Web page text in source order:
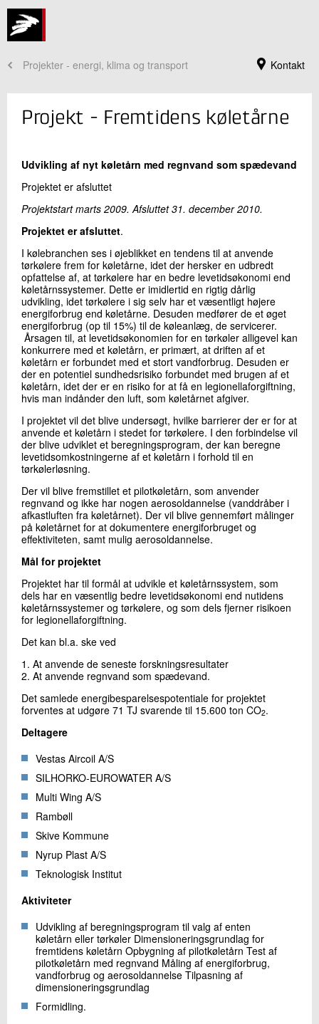
Kontakt
Projekter - energi, klima og transport
Jeg er din kontaktperson
Jannie Guldmann Würtz
Seniorkommunikationskonsulent
Køle- og Varmepumpeteknik
+45 72 20 11 82
Send e-mail
Skriv til mig
Send
Projekt - Fremtidens køletårne
Udvikling af nyt køletårn med regnvand som spædevand
Projektet er afsluttet
Projektstart marts 2009. Afsluttet 31. december 2010.
Projektet er afsluttet.
I kølebranchen ses i øjeblikket en tendens til at anvende
tørkølere frem for køletårne, idet der hersker en udbredt
opfattelse af, at tørkølere har en bedre levetidsøkonomi end
køletårnssystemer. Dette er imidlertid en rigtig dårlig
udvikling, idet tørkølere i sig selv har et væsentligt højere
energiforbrug end køletårne. Desuden medfører de et øget
energiforbrug (op til 15%) til de køleanlæg, de servicerer.
Årsagen til, at levetidsøkonomien for en tørkøler alligevel kan
konkurrere med et køletårn, er primært, at driften af et
køletårn er forbundet med et stort vandforbrug. Desuden er
der en potentiel sundhedsrisiko forbundet med brugen af et
køletårn, idet der er en risiko for at få en legionellaforgiftning,
hvis man indånder den luft, som køletårnet afgiver.
I projektet vil det blive undersøgt, hvilke barrierer der er for at
anvende et køletårn i stedet for tørkølere. I den forbindelse vil
der blive udviklet et beregningsprogram, der kan beregne
levetidsomkostningerne af et køletårn i forhold til en
tørkølerløsning.
Der vil blive fremstillet et pilotkøletårn, som anvender
regnvand og ikke har nogen aerosoldannelse (vanddråber i
afkastluften fra køletårnet). Der vil blive gennemført målinger
på køletårnet for at dokumentere energiforbruget og
effektiviteten, samt mulig aerosoldannelse.
Mål for projektet
Projektet har til formål at udvikle et køletårnssystem, som
dels har en væsentlig bedre levetidsøkonomi end nutidens
køletårnssystemer og tørkølere, og som dels fjerner risikoen
for legionellaforgiftning.
Det kan bl.a. ske ved
1. At anvende de seneste forskningsresultater
2. At anvende regnvand som spædevand.
Det samlede energibesparelsespotentiale for projektet
forventes at udgøre 71 TJ svarende til 15.600 ton CO2.
Deltagere
Vestas Aircoil A/S
SILHORKO-EUROWATER A/S
Multi Wing A/S
Rambøll
Skive Kommune
Nyrup Plast A/S
Teknologisk Institut
Aktiviteter
Udvikling af beregningsprogram til valg af enten
køletårn eller tørkøler Dimensioneringsgrundlag for
fremtidens køletårn Opbygning af pilotkøletårn Test af
pilotkøletårn med regnvand Måling af energiforbrug,
vandforbrug og aerosoldannelse Tilpasning af
dimensioneringsgrundlag
Formidling.